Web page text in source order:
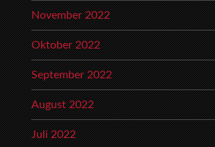
November 2022
Oktober 2022
September 2022
August 2022
Juli 2022